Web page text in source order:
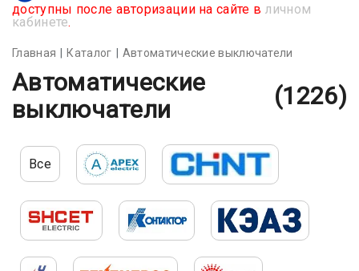
доступны после авторизации на сайте в личном
кабинете.
Главная Каталог Автоматические выключатели
Автоматические
выключатели
(1226)
Все